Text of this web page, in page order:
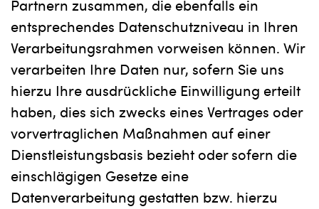
Partnern zusammen, die ebenfalls ein
entsprechendes Datenschutzniveau in Ihren
Verarbeitungsrahmen vorweisen können. Wir
verarbeiten Ihre Daten nur, sofern Sie uns
hierzu Ihre ausdrückliche Einwilligung erteilt
haben, dies sich zwecks eines Vertrages oder
vorvertraglichen Maßnahmen auf einer
Dienstleistungsbasis bezieht oder sofern die
einschlägigen Gesetze eine
Datenverarbeitung gestatten bzw. hierzu